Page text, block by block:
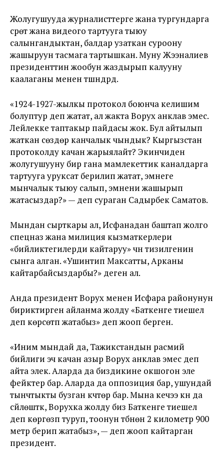
Жолугушууда журналисттерге жана тургундарга
сүрөт жана видеого тартууга тыюу
салынгандыктан, балдар узаткан суроону
жашыруун тасмага тартышкан. Муну Жээналиев
президенттин жообун жаздырып калууну
каалаганы менен түшүндүрдү.
«1924-1927-жылкы протокол боюнча келишим
болуптур деп жатат, ал жакта Ворух анклав эмес.
Лейлекке таптакыр пайдасы жок. Бул айтылып
жаткан сөздөр канчалык чындык? Кыргызстан
протоколду качан жарыялайт? Экинчиден
жолугушууну бир гана мамлекеттик каналдарга
тартууга уруксат берилип жатат, эмнеге
мынчалык тыюу салып, эмнени жашырып
жатасыздар?» — деп сураган Садырбек Саматов.
Мындан сырткары ал, Исфанадан баштап жолго
спецназ жана милиция кызматкерлери
«бийликтегилерди кайтаруу» үчүн тизилгенин
сынга алган. «Ушинтип Максатты, Арканы
кайтарбайсыздарбы?» деген ал.
Анда президент Ворух менен Исфара районунун
бириктирген айланма жолду «Баткенге тиешелүү
деп көрсөтүп жатабыз» деп жооп берген.
«Иним мындай да, Тажикстандын расмий
бийлиги эч качан азыр Ворух анклав эмес деп
айта элек. Аларда да биздикине окшогон эле
фейктер бар. Аларда да оппозиция бар, ушундай
тынчтыкты бузган күчтөр бар. Мына кечээ күнү да
сүйлөштүк, Ворухка жолду биз Баткенге тиешелүү
деп көргөзүп туруп, тоонун түбүнөн 2 километр 900
метр берип жатабыз», — деп жооп кайтарган
президент.